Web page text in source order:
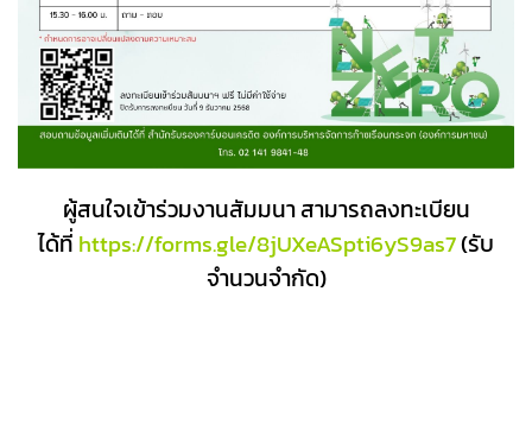
ผู้สนใจเข้าร่วมงานสัมมนา สามารถลงทะเบียน
ได้ที่ https://forms.gle/8jUXeASpti6yS9as7(รับ
จำนวนจำกัด)